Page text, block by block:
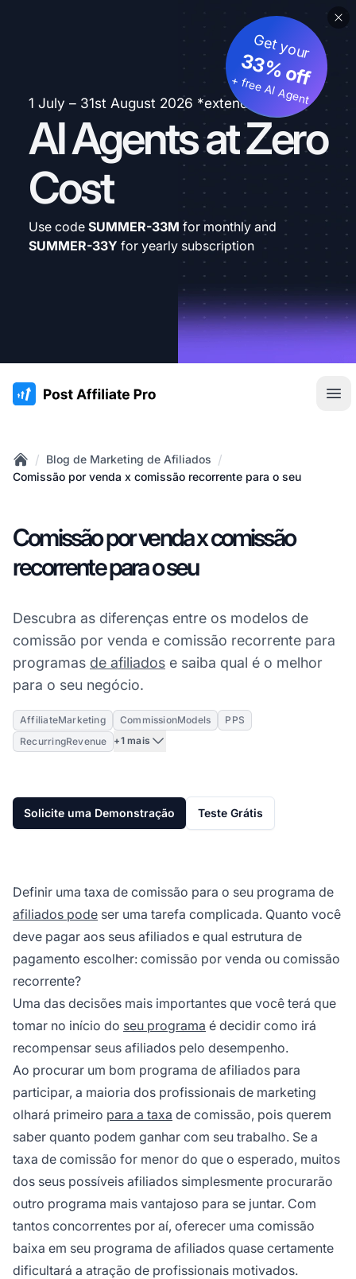
1 July – 31st August 2026 *extended
AI Agents at Zero
Cost
Get your
33% off
+ free AI Agent
Use code SUMMER-33M for monthly and
SUMMER-33Y for yearly subscription
:site.title
Home
/ Blog de Marketing de Afiliados /
Comissão por venda x comissão recorrente para o seu
Comissão por venda x comissão
recorrente para o seu
Descubra as diferenças entre os modelos de
comissão por venda e comissão recorrente para
programas de afiliados e saiba qual é o melhor
para o seu negócio.
AffiliateMarketing CommissionModels
PPS
RecurringRevenue
+1 mais
Solicite uma Demonstração Teste Grátis
Definir uma taxa de comissão para o seu programa de
afiliados pode ser uma tarefa complicada. Quanto você
deve pagar aos seus afiliados e qual estrutura de
pagamento escolher: comissão por venda ou comissão
recorrente?
Uma das decisões mais importantes que você terá que
tomar no início do seu programa é decidir como irá
recompensar seus afiliados pelo desempenho.
Ao procurar um bom programa de afiliados para
participar, a maioria dos profissionais de marketing
olhará primeiro para a taxa de comissão, pois querem
saber quanto podem ganhar com seu trabalho. Se a
taxa de comissão for menor do que o esperado, muitos
dos seus possíveis afiliados simplesmente procurarão
outro programa mais vantajoso para se juntar. Com
tantos concorrentes por aí, oferecer uma comissão
baixa em seu programa de afiliados quase certamente
dificultará a atração de profissionais motivados.